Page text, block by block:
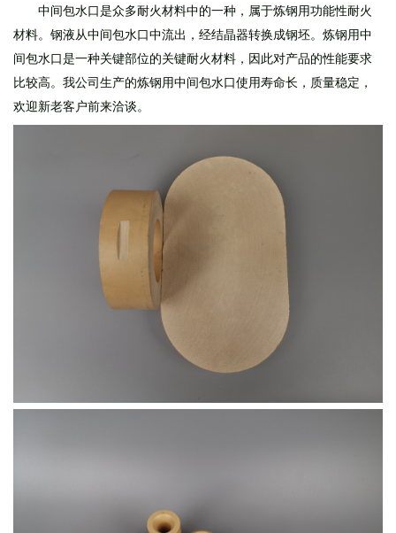
中间包水口是众多耐火材料中的一种，属于炼钢用功能性耐火
材料。钢液从中间包水口中流出，经结晶器转换成钢坯。炼钢用中
间包水口是一种关键部位的关键耐火材料，因此对产品的性能要求
比较高。我公司生产的炼钢用中间包水口使用寿命长，质量稳定，
欢迎新老客户前来洽谈。